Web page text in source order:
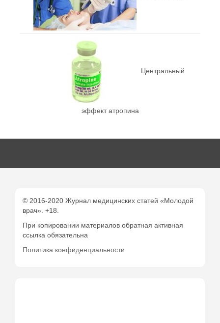
Центральный
эффект атропина
© 2016-2020 Журнал медицинских статей «Молодой
врач». +18.
При копировании материалов обратная активная
ссылка обязательна
Политика конфиденциальности